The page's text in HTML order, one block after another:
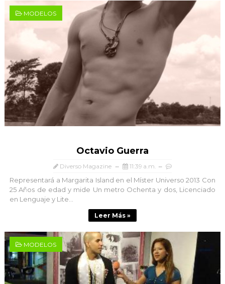
MODELOS
Octavio Guerra
Diverso Magazine 11:39 a.m.
Representará a Margarita Island en el Míster Universo 2013 Con
25 Años de edad y mide Un metro Ochenta y dos, Licenciado
en Lenguaje y Lite...
Leer Más »
MODELOS